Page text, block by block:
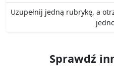
Uzupełnij jedną rubrykę, a
Sprawdź